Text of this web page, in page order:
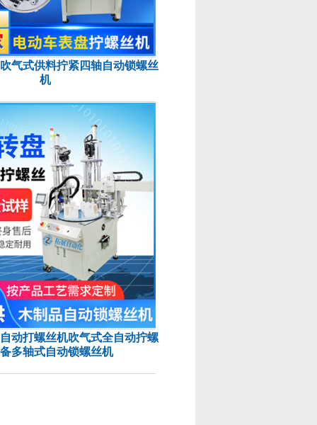
气式供料拧紧四轴自动锁螺丝
机
动打螺丝机吹气式全自动拧螺
多轴式自动锁螺丝机